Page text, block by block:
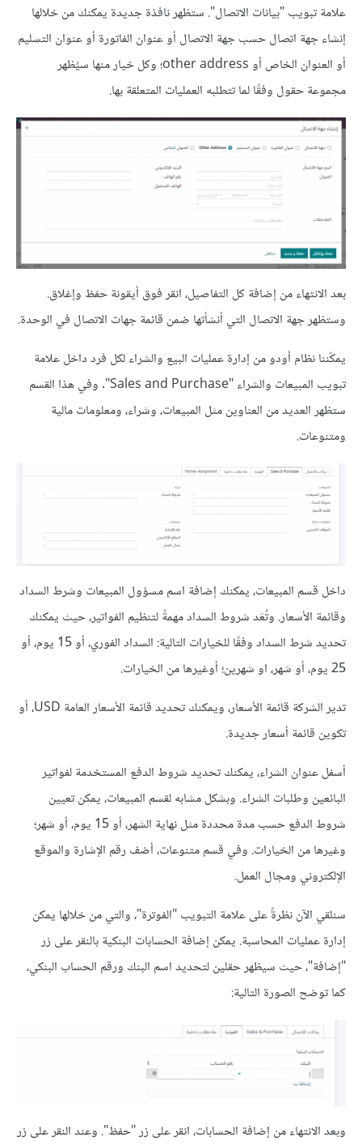
علامة تبويب "بيانات الاتصال". ستظهر نافذة جديدة يمكنك من خلالها
إنشاء جهة اتصال حسب جهة الاتصال أو عنوان الفاتورة أو عنوان التسليم
أو العنوان الخاص أو other address؛ وكل خيار منها سيُظهر
مجموعة حقول وفقًا لما تتطلبه العمليات المتعلقة بها.
بعد الانتهاء من إضافة كل التفاصيل، انقر فوق أيقونة حفظ وإغلاق.
وستظهر جهة الاتصال التي أنشأتها ضمن قائمة جهات الاتصال في الوحدة.
يمكّننا نظام أودو من إدارة عمليات البيع والشراء لكل فرد داخل علامة
تبويب المبيعات والشراء "Sales and Purchase". وفي هذا القسم
ستظهر العديد من العناوين مثل المبيعات، وشراء، ومعلومات مالية
ومتنوعات.
داخل قسم المبيعات، يمكنك إضافة اسم مسؤول المبيعات وشرط السداد
وقائمة الأسعار. وتُعَد شروط السداد مهمةً لتنظيم الفواتير، حيث يمكنك
تحديد شرط السداد وفقًا للخيارات التالية: السداد الفوري، أو 15 يوم، أو
25 يوم، أو شهر، او شهرين؛ أوغيرها من الخيارات.
تدير الشركة قائمة الأسعار، ويمكنك تحديد قائمة الأسعار العامة USD، أو
تكوين قائمة أسعار جديدة.
أسفل عنوان الشراء، يمكنك تحديد شروط الدفع المستخدمة لفواتير
البائعين وطلبات الشراء. وبشكل مشابه لقسم المبيعات، يمكن تعيين
شروط الدفع حسب مدة محددة مثل نهاية الشهر، أو 15 يوم، أو شهر؛
وغيرها من الخيارات. وفي قسم متنوعات، أضف رقم الإشارة والموقع
الإلكتروني ومجال العمل.
سنلقي الآن نظرةً على علامة التبويب "الفوترة"، والتي من خلالها يمكن
إدارة عمليات المحاسبة. يمكن إضافة الحسابات البنكية بالنقر على زر
"إضافة"، حيث سيظهر حقلين لتحديد اسم البنك ورقم الحساب البنكي،
كما توضح الصورة التالية:
وبعد الانتهاء من إضافة الحسابات، انقر على زر "حفظ". وعند النقر على زر